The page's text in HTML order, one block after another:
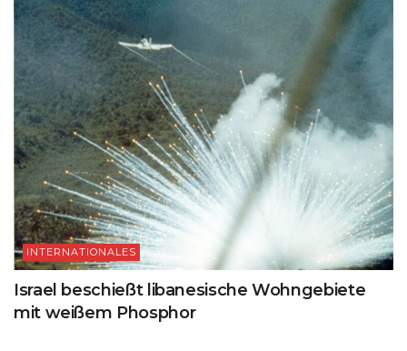
INTERNATIONALES
Israel beschießt libanesische Wohngebiete
mit weißem Phosphor